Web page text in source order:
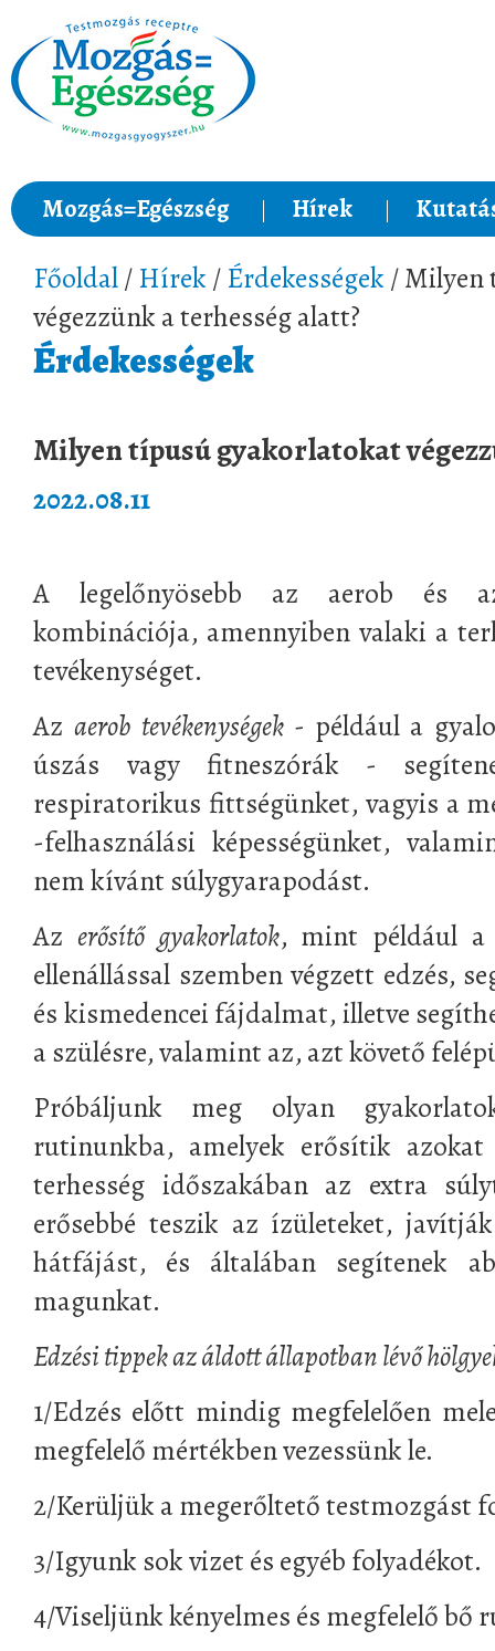
Mozgás=Egészség Hírek
Főoldal/ Hírek / Érdekességek / Milyen
végezzünk a terhesség alatt?
Érdekességek
Milyen típusú gyakorlatokat
2022.08.11
A legelőnyösebb az aerob és
kombinációja, amennyiben valaki a
tevékenységet.
Az aerob tevékenységek- például a
úszás vagy fitneszórák -
respiratorikus fittségünket, vagyis a
-felhasználási képességünket,
nem kívánt súlygyarapodást.
Az erősítő gyakorlatok, mint például a
ellenállással szemben végzett edzés,
és kismedencei fájdalmat, illetve
a szülésre, valamint az, azt követő
Próbáljunk meg olyan
rutinunkba, amelyek erősítik
terhesség időszakában az extra
erősebbé teszik az ízületeket,
hátfájást, és általában segítenek
magunkat.
Edzési tippek az áldott állapotban lévő
1/Edzés előtt mindig megfelelően
megfelelő mértékben vezessünk le.
2/Kerüljük a megerőltető testmozgást
3/Igyunk sok vizet és egyéb folyadékot.
4/Viseljünk kényelmes és megfelelő bő